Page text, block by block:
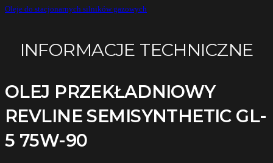
Oleje do stacjonarnych silników gazowych
INFORMACJE TECHNICZNE
OLEJ PRZEKŁADNIOWY
REVLINE SEMISYNTHETIC GL-
5 75W-90